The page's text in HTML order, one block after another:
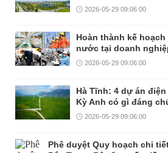
2026-05-29 09:06:00
Hoàn thành kế
nước tại doanh
2026-05-29 09:06:00
Hà Tĩnh: 4 dự án
Kỳ Anh có gì đáng
2026-05-29 09:06:00
Phê duyệt Quy hoạch chi